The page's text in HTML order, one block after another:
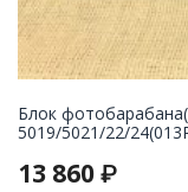
Блок
5019/5021/22/
13 860 ₽